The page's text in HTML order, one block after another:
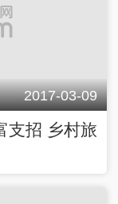
2017-03-09
支招 乡村旅